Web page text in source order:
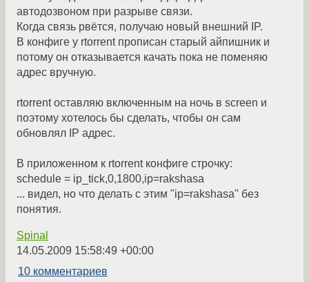
автодозвоном при разрыве связи.
Когда связь рвётся, получаю новый внешний IP.
В конфиге у rtorrent прописан старый айпишник и
потому он отказывается качать пока не поменяю
адрес вручную.
rtorrent оставляю включенным на ночь в screen и
поэтому хотелось бы сделать, чтобы он сам
обновлял IP адрес.
В приложенном к rtorrent конфиге строчку:
schedule = ip_tick,0,1800,ip=rakshasa
... видел, но что делать с этим "ip=rakshasa" без
понятия.
Spinal
14.05.2009 15:58:49 +00:00
10 комментариев